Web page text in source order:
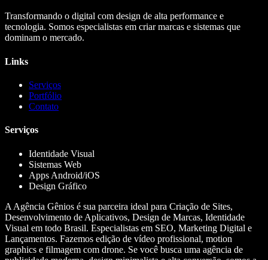
Transformando o digital com design de alta performance e
tecnologia. Somos especialistas em criar marcas e sistemas que
dominam o mercado.
Links
Serviços
Portfólio
Contato
Serviços
Identidade Visual
Sistemas Web
Apps Android/iOS
Design Gráfico
A Agência Gênios é sua parceira ideal para Criação de Sites,
Desenvolvimento de Aplicativos, Design de Marcas, Identidade
Visual em todo Brasil. Especialistas em SEO, Marketing Digital e
Lançamentos. Fazemos edição de vídeo profissional, motion
graphics e filmagem com drone. Se você busca uma agência de